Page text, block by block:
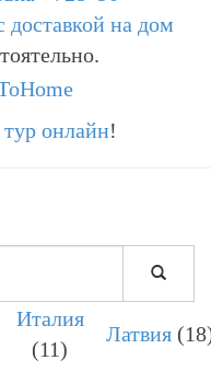
доставкой на дом
тур онлайн!
ПОИСК
Италия
(11)
Латвия